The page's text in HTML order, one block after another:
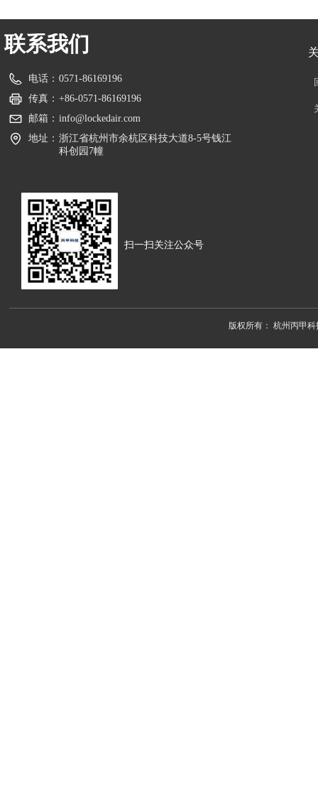
版权所有： 杭州丙甲
联系我们
电话： 0571-86169196
传真： +86-0571-86169196
邮箱： info@lockedair.com
地址： 浙江省杭州市余杭区科技大道8-5号钱江
科创园7幢
扫一扫关注公众号